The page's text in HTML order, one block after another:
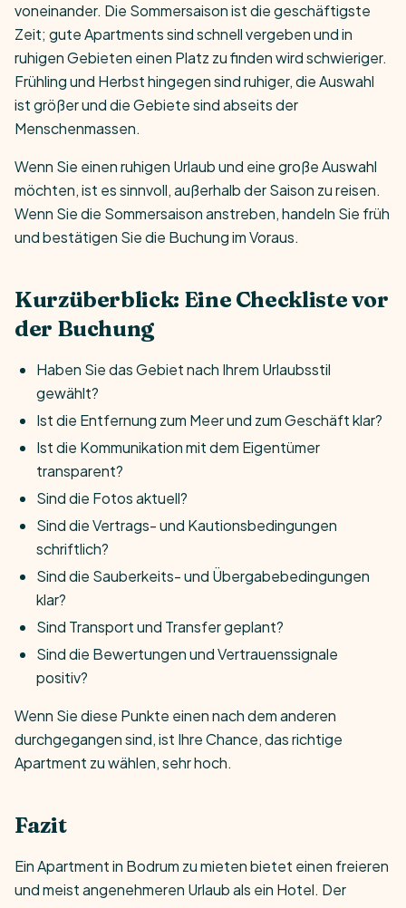
voneinander. Die Sommersaison ist die geschäftigste
Zeit; gute Apartments sind schnell vergeben und in
ruhigen Gebieten einen Platz zu finden wird schwieriger.
Frühling und Herbst hingegen sind ruhiger, die Auswahl
ist größer und die Gebiete sind abseits der
Menschenmassen.
Wenn Sie einen ruhigen Urlaub und eine große Auswahl
möchten, ist es sinnvoll, außerhalb der Saison zu reisen.
Wenn Sie die Sommersaison anstreben, handeln Sie früh
und bestätigen Sie die Buchung im Voraus.
Kurzüberblick: Eine Checkliste vor
der Buchung
Haben Sie das Gebiet nach Ihrem Urlaubsstil
gewählt?
Ist die Entfernung zum Meer und zum Geschäft klar?
Ist die Kommunikation mit dem Eigentümer
transparent?
Sind die Fotos aktuell?
Sind die Vertrags- und Kautionsbedingungen
schriftlich?
Sind die Sauberkeits- und Übergabebedingungen
klar?
Sind Transport und Transfer geplant?
Sind die Bewertungen und Vertrauenssignale
positiv?
Wenn Sie diese Punkte einen nach dem anderen
durchgegangen sind, ist Ihre Chance, das richtige
Apartment zu wählen, sehr hoch.
Fazit
Ein Apartment in Bodrum zu mieten bietet einen freieren
und meist angenehmeren Urlaub als ein Hotel. Der